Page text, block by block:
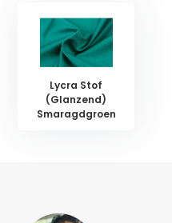
Lycra Stof
(Glanzend)
Smaragdgroen